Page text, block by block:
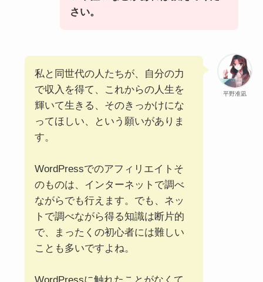
さい。
平野准凪
私と同世代の人たちが、自分の力
で収入を得て、これからの人生を
輝いて生きる、そのきっかけにな
ってほしい、という願いがありま
す。
WordPressでのアフィリエイトそ
のものは、インターネットで調べ
ながらでも行えます。でも、ネッ
トで調べながら得る知識は断片的
で、まったくの初心者には難しい
ことも多いですよね。